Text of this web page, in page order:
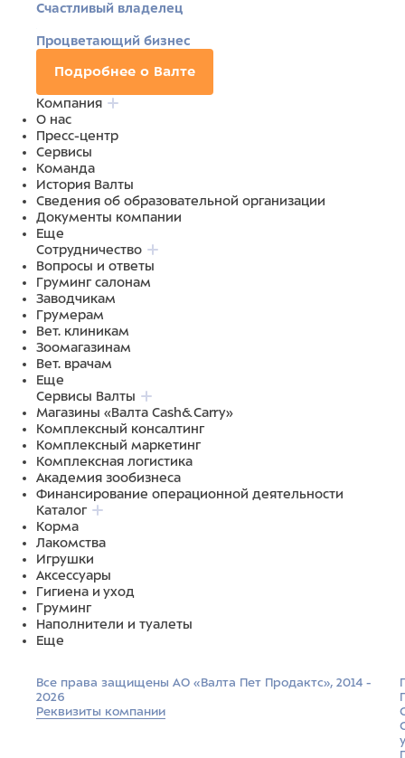
Счастливый владелец
Процветающий бизнес
Подробнее о Валте
Компания
О нас
Пресс-центр
Сервисы
Команда
История Валты
Сведения об образовательной организации
Документы компании
Еще
Сотрудничество
Вопросы и ответы
Груминг салонам
Заводчикам
Грумерам
Вет. клиникам
Зоомагазинам
Вет. врачам
Еще
Сервисы Валты
Магазины «Валта Cash&Carry»
Комплексный консалтинг
Комплексный маркетинг
Комплексная логистика
Академия зообизнеса
Финансирование операционной деятельности
Каталог
Корма
Лакомства
Игрушки
Аксессуары
Гигиена и уход
Груминг
Наполнители и туалеты
Еще
Все права защищены АО «Валта Пет Продактс», 2014 -
2026
Реквизиты компании